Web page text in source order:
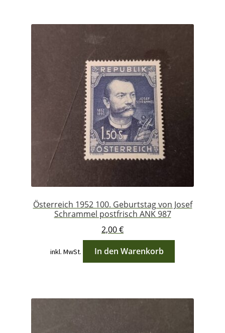
Österreich 1952 100. Geburtstag von Josef
Schrammel postfrisch ANK 987
2,00€
inkl. MwSt. In den Warenkorb